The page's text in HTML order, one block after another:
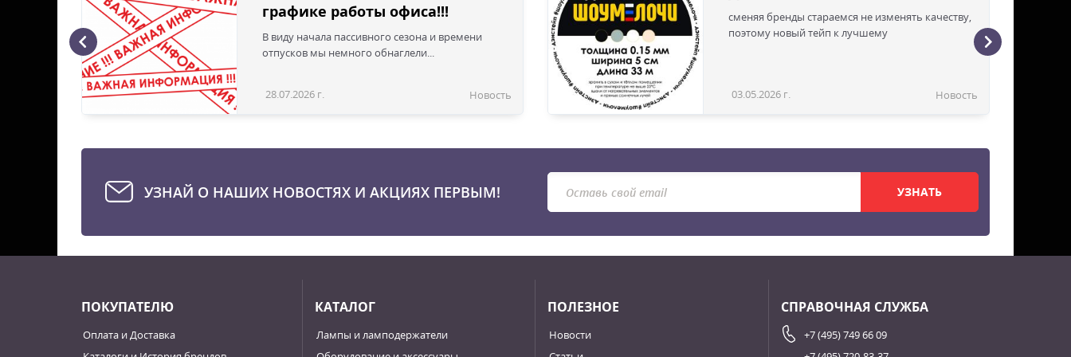
графике работы офиса!!!
В виду начала пассивного сезона и времени
отпусков мы немного обнаглели...
28.07.2026 г. Новость
сменяя бренды стараемся не изменять качеству,
поэтому новый тейп к лучшему
03.05.2026 г. Новость
УЗНАЙ О НАШИХ НОВОСТЯХ И АКЦИЯХ ПЕРВЫМ! УЗНАТЬ
ПОКУПАТЕЛЮ
Оплата и Доставка
КАТАЛОГ
Лампы и ламподержатели
ПОЛЕЗНОЕ
Новости
СПРАВОЧНАЯ СЛУЖБА
+7 (495) 749 66 09